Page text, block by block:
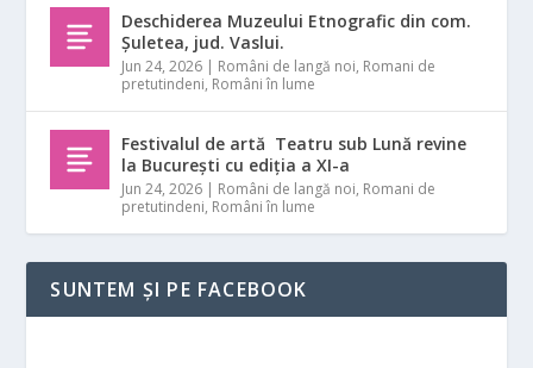
Deschiderea Muzeului Etnografic din com.
Șuletea, jud. Vaslui.
Jun 24, 2026 | Români de langă noi, Romani de
pretutindeni, Români în lume
Festivalul de artă Teatru sub Lună revine
la București cu ediția a XI-a
Jun 24, 2026 | Români de langă noi, Romani de
pretutindeni, Români în lume
SUNTEM ȘI PE FACEBOOK